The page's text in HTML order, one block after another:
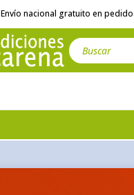
Envío nacional gratuito en